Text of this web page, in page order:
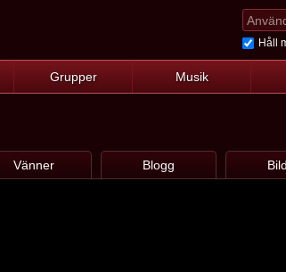
Håll
Grupper Musik
Vänner Blogg